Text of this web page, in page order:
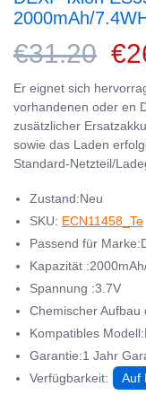
2000mAh/
€31.20
Er eignet sich
vorhandenen oder en
zusätzlicher
sowie das Laden
Standard-Netzteil/
Zustand:Neu
SKU: ECN11458_Te
Passend für
Kapazität
Spannung :3.7V
Chemischer Aufbau
Kompatibles
Garantie:1 Jahr
Verfügbarkeit:
Auf